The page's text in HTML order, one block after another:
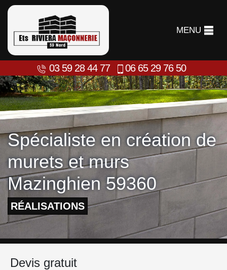
MENU
03 59 28 44 77 06 65 29 76 50
Spécialiste en création de
murets et murs
Mazinghien 59360
RÉALISATIONS
Devis gratuit